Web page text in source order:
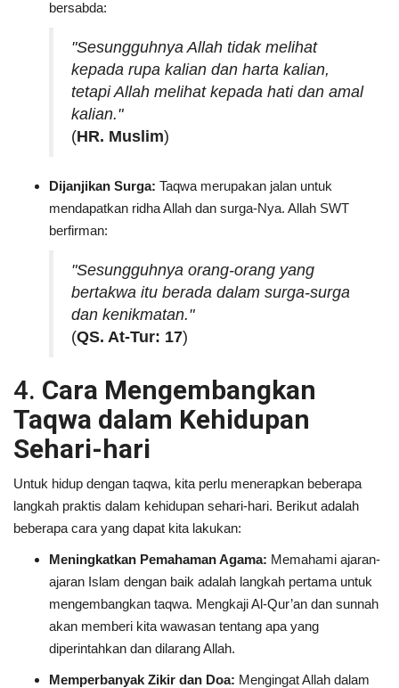
bersabda:
"Sesungguhnya Allah tidak melihat
kepada rupa kalian dan harta kalian,
tetapi Allah melihat kepada hati dan amal
kalian."
(HR. Muslim)
Dijanjikan Surga: Taqwa merupakan jalan untuk
mendapatkan ridha Allah dan surga-Nya. Allah SWT
berfirman:
"Sesungguhnya orang-orang yang
bertakwa itu berada dalam surga-surga
dan kenikmatan."
(QS. At-Tur: 17)
4. Cara Mengembangkan
Taqwa dalam Kehidupan
Sehari-hari
Untuk hidup dengan taqwa, kita perlu menerapkan beberapa
langkah praktis dalam kehidupan sehari-hari. Berikut adalah
beberapa cara yang dapat kita lakukan:
Meningkatkan Pemahaman Agama: Memahami ajaran-
ajaran Islam dengan baik adalah langkah pertama untuk
mengembangkan taqwa. Mengkaji Al-Qur’an dan sunnah
akan memberi kita wawasan tentang apa yang
diperintahkan dan dilarang Allah.
Memperbanyak Zikir dan Doa: Mengingat Allah dalam